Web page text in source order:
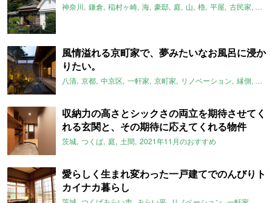
神奈川 鎌倉 稲村ヶ崎 海 豪邸 庭 山 櫓 平屋 古民家 大
風情溢れる京町家で、夢みたいなお風呂に浸か
りたい。
八清 京都 中京区 一軒家 京町家 リノベーション 縁側 坪庭
収納力の高さとシックさの両立を期待させてく
れる玄関と、その期待に応えてくれる物件
茨城 つくば 庭 土間 2021年11月のおすすめ
愛らしく生まれ変わった一戸建てでのんびりト
カイナカ暮らし